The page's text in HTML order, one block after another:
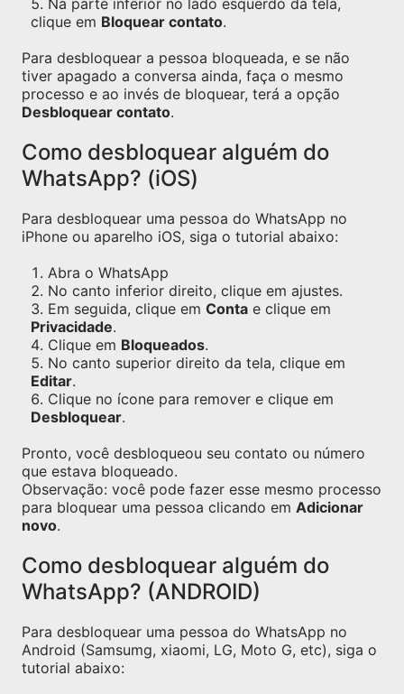
Na parte inferior no lado esquerdo da tela,
clique em Bloquear contato.
Para desbloquear a pessoa bloqueada, e se não
tiver apagado a conversa ainda, faça o mesmo
processo e ao invés de bloquear, terá a opção
Desbloquear contato.
Como desbloquear alguém do
WhatsApp? (iOS)
Para desbloquear uma pessoa do WhatsApp no
iPhone ou aparelho iOS, siga o tutorial abaixo:
Abra o WhatsApp
No canto inferior direito, clique em ajustes.
Em seguida, clique em Conta e clique em
Privacidade.
Clique em Bloqueados.
No canto superior direito da tela, clique em
Editar.
Clique no ícone para remover e clique em
Desbloquear.
Pronto, você desbloqueou seu contato ou número
que estava bloqueado.
Observação: você pode fazer esse mesmo processo
para bloquear uma pessoa clicando em Adicionar
novo.
Como desbloquear alguém do
WhatsApp? (ANDROID)
Para desbloquear uma pessoa do WhatsApp no
Android (Samsumg, xiaomi, LG, Moto G, etc), siga o
tutorial abaixo: